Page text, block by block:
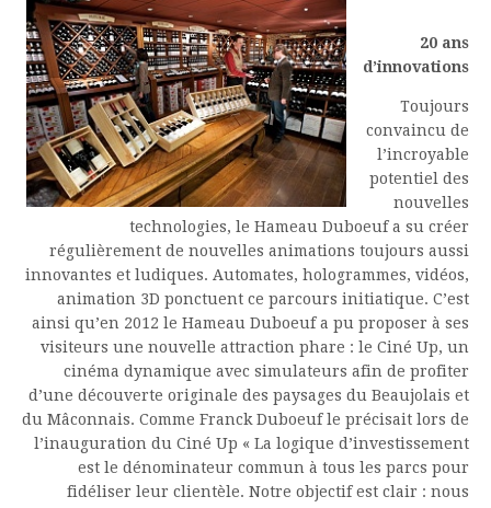
20 ans
d’innovations
Toujours
convaincu de
l’incroyable
potentiel des
nouvelles
technologies, le Hameau Duboeuf a su créer
régulièrement de nouvelles animations toujours aussi
innovantes et ludiques. Automates, hologrammes, vidéos,
animation 3D ponctuent ce parcours initiatique. C’est
ainsi qu’en 2012 le Hameau Duboeuf a pu proposer à ses
visiteurs une nouvelle attraction phare : le Ciné Up, un
cinéma dynamique avec simulateurs afin de profiter
d’une découverte originale des paysages du Beaujolais et
du Mâconnais. Comme Franck Duboeuf le précisait lors de
l’inauguration du Ciné Up « La logique d’investissement
est le dénominateur commun à tous les parcs pour
fidéliser leur clientèle. Notre objectif est clair : nous